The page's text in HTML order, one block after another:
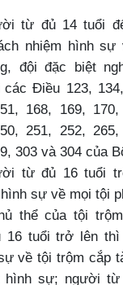
từ đủ 14 tuổi
nhiệm hình sự
đội đặc biệt
Điều 123,
168, 169,
251, 252,
303 và 304 của
từ đủ 16 tuổi
sự về mọi tội
thể của tội
16 tuổi trở lên thì
về tội trộm cắp
hình sự; người